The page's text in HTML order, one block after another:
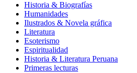
Historia & Biografías
Humanidades
Ilustrados & Novela gráfica
Literatura
Esoterismo
Espiritualidad
Historia & Literatura Peruana
Primeras lecturas